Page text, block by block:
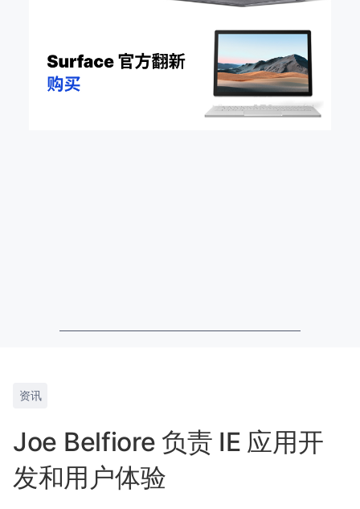
资讯
Joe Belfiore 负责 IE 应用开
发和用户体验